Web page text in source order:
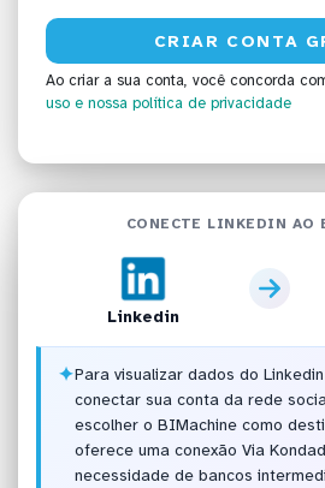
Ao criar a sua conta, você concorda
uso e nossa política de privacidade
CONECTE LINKEDIN AO
Linkedin
✦Para visualizar dados do
conectar sua conta da rede
escolher o BIMachine como
oferece uma conexão Via
necessidade de bancos